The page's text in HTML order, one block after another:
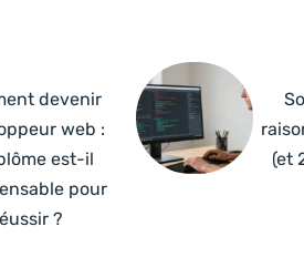
devenir
web :
est-il
pour
?
(et